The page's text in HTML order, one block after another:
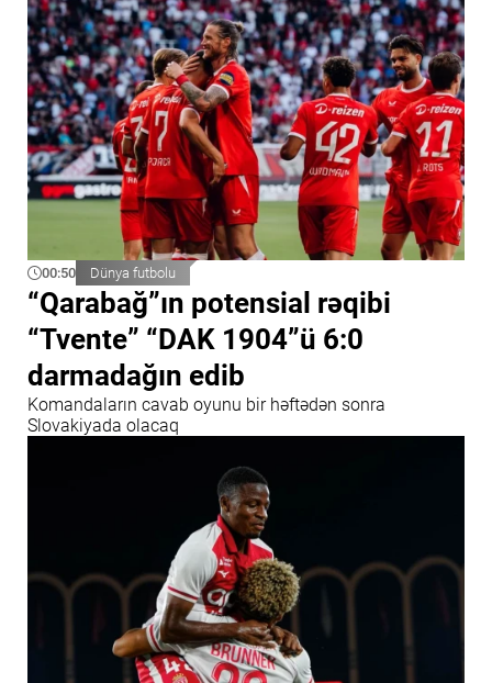
00:50 Dünya futbolu
“Qarabağ”ın potensial rəqibi
“Tvente” “DAK 1904”ü 6:0
darmadağın edib
Komandaların cavab oyunu bir həftədən sonra
Slovakiyada olacaq